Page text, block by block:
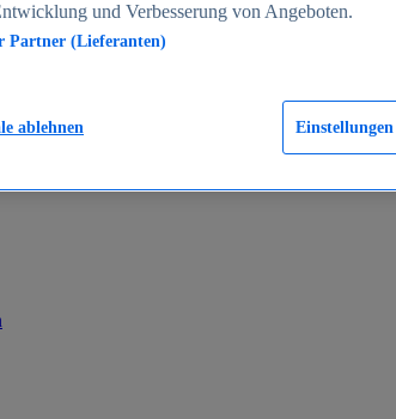
2024
in Deutschland 2005-2025
und Verbesserung von Angeboten.
Partner (Lieferanten)
Einstellungen
ablehnen